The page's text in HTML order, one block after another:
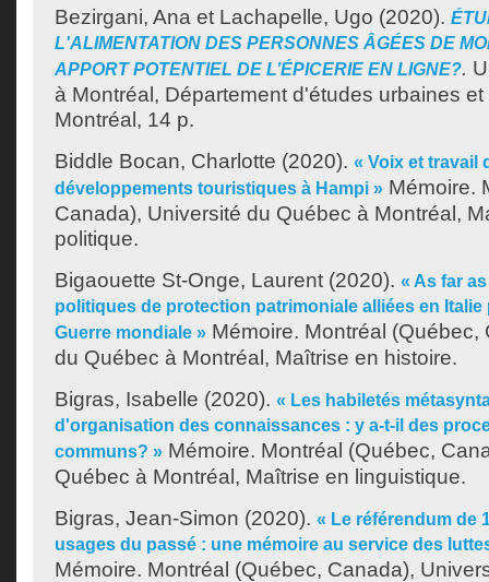
Bezirgani, Ana et Lachapelle, Ugo (2020).
L'ALIMENTATION DES PERSONNES ÂGÉES DE
APPORT POTENTIEL DE L’ÉPICERIE EN LIGNE?.
à Montréal, Département d'études urbaines
Montréal, 14 p.
Biddle Bocan, Charlotte (2020). « Voix et travail
développements touristiques à Hampi » Mémoire.
Canada), Université du Québec à Montréal,
politique.
Bigaouette St-Onge, Laurent (2020). « As far
politiques de protection patrimoniale alliées en Italie
Guerre mondiale » Mémoire. Montréal (Québec,
du Québec à Montréal, Maîtrise en histoire.
Bigras, Isabelle (2020). « Les habiletés
d'organisation des connaissances : y a-t-il des
communs? » Mémoire. Montréal (Québec,
Québec à Montréal, Maîtrise en linguistique.
Bigras, Jean-Simon (2020). « Le référendum de
usages du passé : une mémoire au service des
Mémoire. Montréal (Québec, Canada),